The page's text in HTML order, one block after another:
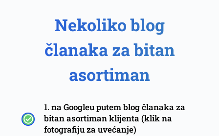
Nekoliko blog
članaka za bitan
asortiman
1. na Googleu putem blog članaka za
bitan asortiman klijenta (klik na
fotografiju za uvećanje)